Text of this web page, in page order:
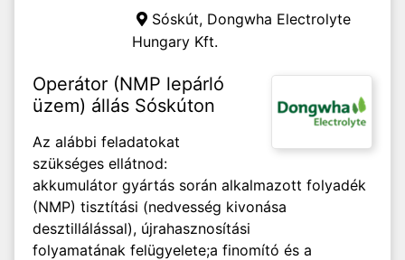
Sóskút, Dongwha Electrolyte
Hungary Kft.
Operátor (NMP lepárló
üzem) állás Sóskúton
Az alábbi feladatokat
szükséges ellátnod:
akkumulátor gyártás során alkalmazott ​folyadék
(NMP) tisztítási (nedvesség kivonása ​
desztillálással), újrahasznosítási
folyamatának felügyelete;​ a finomító és a